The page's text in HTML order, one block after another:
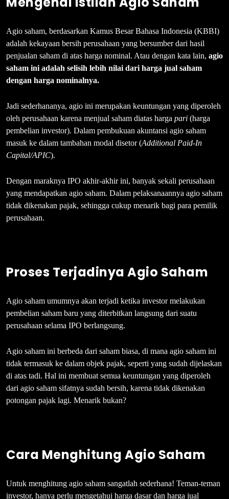
Agio saham, berdasarkan Kamus Besar Bahasa Indonesia (KBBI)
adalah kekayaan bersih perusahaan yang bersumber dari hasil
penjualan saham di atas harga nominal. Atau dengan kata lain, agio
saham ini adalah selisih lebih nilai dari harga jual saham
dengan harga nominalnya.
Jadi sederhananya, agio ini merupakan keuntungan yang diperoleh
oleh perusahaan karena menjual saham diatas harga pari (harga
pembelian investor). Dalam pembukuan akuntansi agio saham
masuk ke dalam tambahan modal disetor (Additional Paid-In
Capital/APIC).
Dengan maraknya IPO akhir-akhir ini, banyak sekali perusahaan
yang mendapatkan agio saham. Dalam pelaksanaannya agio saham
tidak dikenakan pajak, sehingga cukup menarik bagi para pemilik
perusahaan.
Proses Terjadinya Agio Saham
Agio saham umumnya akan terjadi ketika investor melakukan
pembelian saham baru yang diterbitkan langsung dari suatu
perusahaan selama IPO berlangsung.
Agio saham ini berbeda dari saham biasa, di mana agio saham ini
tidak termasuk ke dalam objek pajak, seperti yang sudah dijelaskan
di atas tadi. Hal ini membuat semua keuntungan yang diperoleh
dari agio saham sifatnya sudah bersih, karena tidak dikenakan
potongan pajak lagi. Menarik bukan?
Cara Menghitung Agio Saham
Untuk menghitung agio saham sangatlah sederhana! Teman-teman
investor, hanya perlu mengetahui harga dasar dan harga jual